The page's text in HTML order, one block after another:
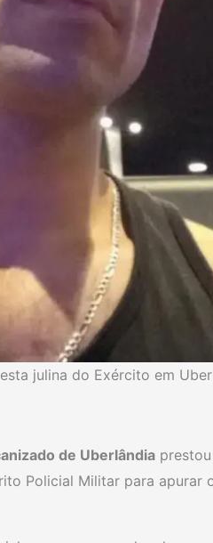
julina do Exército em
de Uberlândia
Policial Militar para apurar